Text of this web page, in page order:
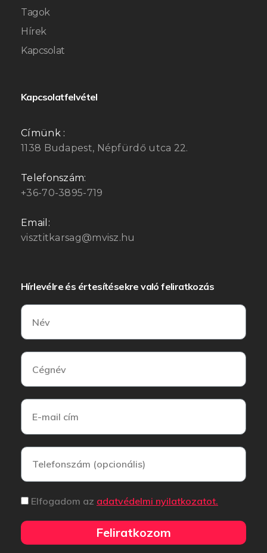
Tagok
Hírek
Kapcsolat
Kapcsolatfelvétel
Címünk :
1138 Budapest, Népfürdő utca 22.
Telefonszám:
+36-70-3895-719
Email:
visztitkarsag@mvisz.hu
Hírlevélre és értesítésekre való feliratkozás
Elfogadom az adatvédelmi nyilatkozatot.
Feliratkozom